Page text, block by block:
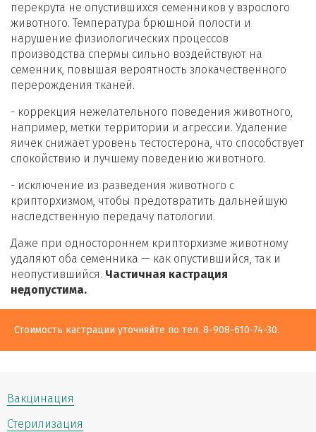
перекрута не опустившихся семенников у взрослого
животного. Температура брюшной полости и
нарушение физиологических процессов
производства спермы сильно воздействуют на
семенник, повышая вероятность злокачественного
перерождения тканей.
- коррекция нежелательного поведения животного,
например, метки территории и агрессии. Удаление
яичек снижает уровень тестостерона, что способствует
спокойствию и лучшему поведению животного.
- исключение из разведения животного с
крипторхизмом, чтобы предотвратить дальнейшую
наследственную передачу патологии.
Даже при одностороннем крипторхизме животному
удаляют оба семенника — как опустившийся, так и
неопустившийся. Частичная кастрация
недопустима.
Стоимость кастрации уточняйте по тел. 8-908-610-74-30.
Вакцинация
Стерилизация